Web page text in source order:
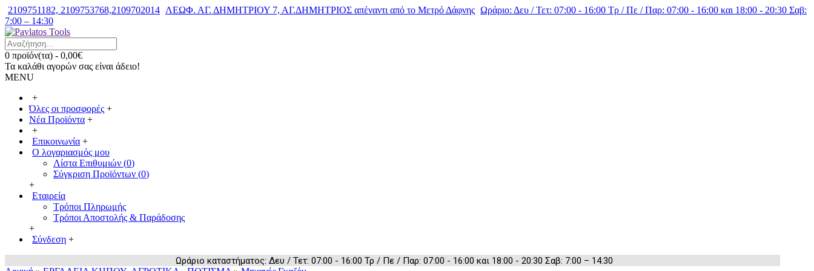
2109751182, 2109753768,2109702014 ΛΕΩΦ. ΑΓ. ΔΗΜΗΤΡΙΟΥ 7, ΑΓ.ΔΗΜΗΤΡΙΟΣ απέναντι από το Μετρό Δάφνης Ωράριο: Δευ / Τετ: 07:00 - 16:00 Τρ / Πε / Παρ: 07:00 - 16:00 και 18:00 - 20:30 Σαβ:
7:00 – 14:30
0 προϊόν(τα) - 0,00€
Τα καλάθι αγορών σας είναι άδειο!
MENU
+
Όλες οι προσφορές +
Νέα Προϊόντα +
+
Επικοινωνία +
Ο λογαριασμός μου
Λίστα Επιθυμιών (0)
Σύγκριση Προϊόντων (0)
+
Εταιρεία
Τρόποι Πληρωμής
Τρόποι Αποστολής & Παράδοσης
+
Σύνδεση +
Ωράριο καταστήματος: Δευ / Τετ: 07:00 - 16:00 Τρ / Πε / Παρ: 07:00 - 16:00 και 18:00 - 20:30 Σαβ: 7:00 – 14:30